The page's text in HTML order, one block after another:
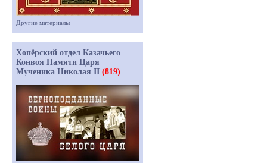
Другие материалы
Хопёрский отдел Казачьего
Конвоя Памяти Царя
Мученика Николая II (819)